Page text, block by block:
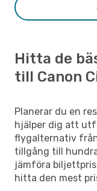
Hitta de
till Canon
Planerar du en
hjälper dig att
flygalternativ
tillgång till
jämföra
hitta den mest